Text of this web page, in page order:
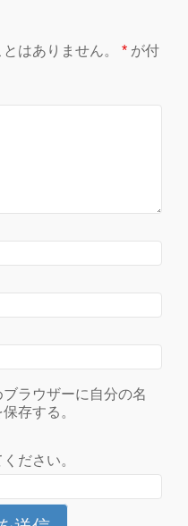
はありません。 * が付
ラウザーに自分の名
存する。
ださい。